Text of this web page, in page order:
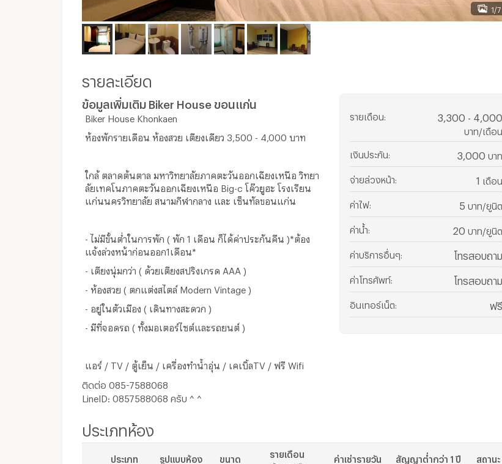
1/7
รายละเอียด
ข้อมูลเพิ่มเติม Biker House ขอนแก่น
Biker House Khonkaen
ห้องพักรายเดือน ห้องสวย เตียงเดียว 3,500 - 4,000 บาท
ใกล้ ตลาดต้นตาล มหาวิทยาลัยภาคตะวันออกเฉียงเหนือ วิทยา
ลัยเทคโนภาคตะวันออกเฉียงเหนือ Big-c โค๊วยูฮะ โรงเรียน
แก่นนครวิทยาลัย สนามกีฬากลาง และ เซ็นทัลขอนแก่น
- ไม่มีขั้นต่ำในการพัก ( พัก 1 เดือน ก็ได้ค่าประกันคืน )*ต้อง
แจ้งล่วงหน้าก่อนออก1เดือน*
- เตียงนุ่มกว่า ( ด้วยเตียงสปริงเกรด AAA )
- ห้องสวย ( ตกแต่งสไตล์ Modern Vintage )
- อยู่ในตัวเมือง ( เดินทางสะดวก )
- มีที่จอดรถ ( ทั้งมอเตอร์ไซต์และรถยนต์ )
แอร์ / TV / ตู้เย็น / เครื่องทำน้ำอุ่น / เคเบิ้ลTV / ฟรี Wifi
ติดต่อ 085-7588068
LineID: 0857588068 ครับ ^ ^
รายเดือน 3,300 - 4,000
บาท/เดือน
เงินประกัน 3,000 บาท
จ่ายล่วงหน้า 1 เดือน
ค่าไฟ: 5 บาท/ยูนิต
ค่าน้ำ 20 บาท/ยูนิต
ค่าบริการอื่นๆ โทรสอบถาม
ค่าโทรศัพท์: โทรสอบถาม
อินเทอร์เน็ต ฟรี
ประเภทห้อง
ประเภท รูปแบบห้อง ขนาด
รายเดือน
ค่าเช่ารายวัน สัญญาต่ำกว่า 1 ปี สถานะ